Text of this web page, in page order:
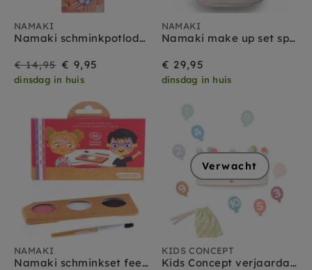
NAMAKI
Namaki schminkpotloden rood wit blauw 3 jr+
Sale
€ 9,95
Prijs
€ 14,95
dinsdag in huis
NAMAKI
Namaki make up set sparking vos pink
€ 29,95
dinsdag in huis
NAMAKI
Namaki schminkset fee en vlinder 3 kleuren 3 jr+
Verwacht
KIDS CONCEPT
Kids Concept verjaardags kroon 1-10 jr